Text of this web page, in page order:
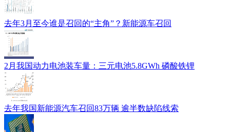
去年3月至今谁是召回的“主角”？新能源车召回
2月我国动力电池装车量：三元电池5.8GWh 磷酸铁锂
去年我国新能源汽车召回83万辆 逾半数缺陷线索